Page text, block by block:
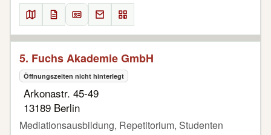
5. Fuchs Akademie GmbH
Öffnungszeiten nicht hinterlegt
Arkonastr. 45-49
13189 Berlin
Mediationsausbildung, Repetitorium, Studenten